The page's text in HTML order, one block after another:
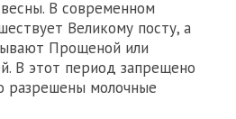
В современном
Великому посту, а
Прощеной или
В этот период запрещено
разрешены молочные